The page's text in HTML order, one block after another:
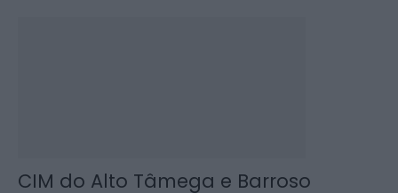
CIM do Alto Tâmega e Barroso